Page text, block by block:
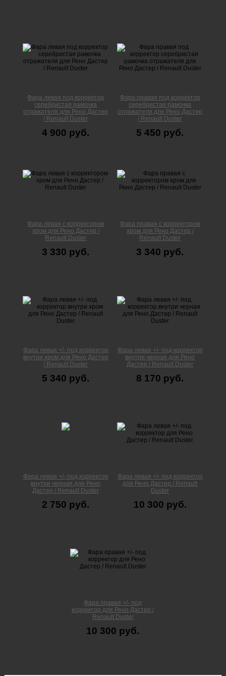
Фара левая под корректор
серебристая рамочка
отражателя для Рено Дастер
/ Renault Duster
4 900 руб.
Фара правая под корректор
серебристая рамочка
отражателя для Рено Дастер
/ Renault Duster
5 450 руб.
Фара левая c корректором
хром для Рено Дастер /
Renault Duster
3 330 руб.
Фара правая c корректором
хром для Рено Дастер /
Renault Duster
3 340 руб.
Фара левая +/- под корректор
внутри хром для Рено Дастер
/ Renault Duster
5 340 руб.
Фара левая +/- под корректор
внутри черная для Рено
Дастер / Renault Duster
8 170 руб.
Фара левая +/- под корректор
внутри черная для Рено
Дастер / Renault Duster
2 750 руб.
Фара левая +/- под корректор
для Рено Дастер / Renault
Duster
10 300 руб.
Фара правая +/- под
корректор для Рено Дастер /
Renault Duster
10 300 руб.